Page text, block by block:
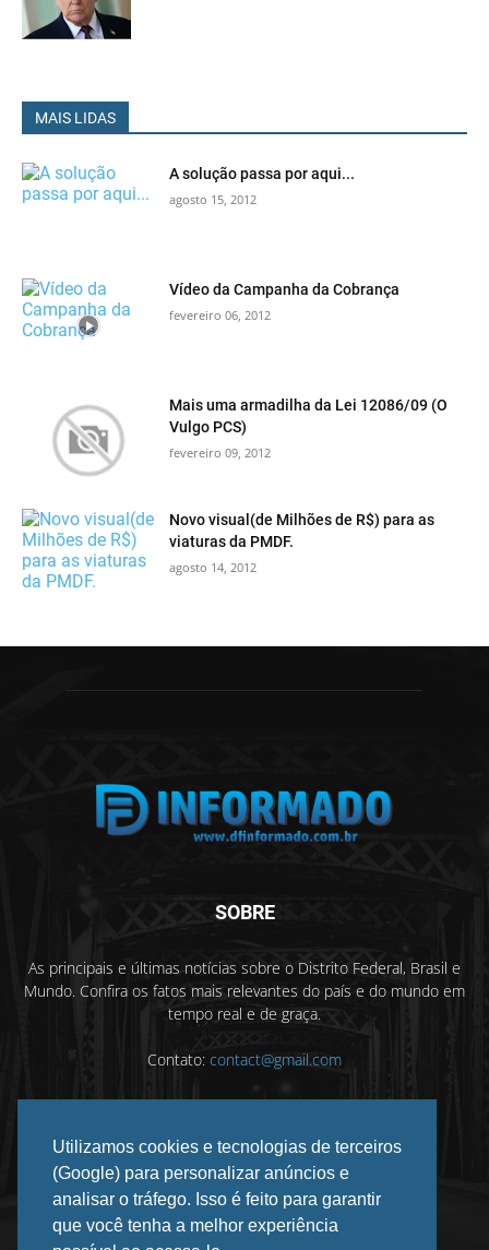
Utilizamos cookies e tecnologias de terceiros
(Google) para personalizar anúncios e
analisar o tráfego. Isso é feito para garantir
que você tenha a melhor experiência
MAIS LIDAS
A solução passa por aqui...
agosto 15, 2012
Vídeo da Campanha da Cobrança
fevereiro 06, 2012
Mais uma armadilha da Lei 12086/09 (O
Vulgo PCS)
fevereiro 09, 2012
Novo visual(de Milhões de R$) para as
viaturas da PMDF.
agosto 14, 2012
SOBRE
As principais e últimas notícias sobre o Distrito Federal, Brasil e
Mundo. Confira os fatos mais relevantes do país e do mundo em
tempo real e de graça.
Contato: contact@gmail.com
SIGA-NOS